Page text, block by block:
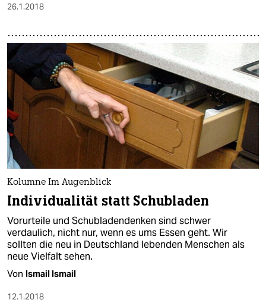
26.1.2018
Kolumne Im Augenblick
Individualität statt Schubladen
Vorurteile und Schubladendenken sind schwer
verdaulich, nicht nur, wenn es ums Essen geht. Wir
sollten die neu in Deutschland lebenden Menschen als
neue Vielfalt sehen.
Von Ismail Ismail
12.1.2018